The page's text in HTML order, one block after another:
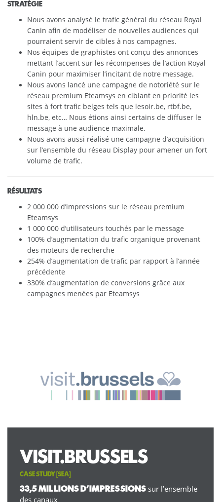
STRATÉGIE
Nous avons analysé le trafic général du réseau Royal
Canin afin de modéliser de nouvelles audiences qui
pourraient servir de cibles à nos campagnes.
Nos équipes de graphistes ont conçu des annonces
mettant l’accent sur les récompenses de l’action Royal
Canin pour maximiser l’incitant de notre message.
Nous avons lancé une campagne de notoriété sur le
réseau premium Eteamsys en ciblant en priorité les
sites à fort trafic belges tels que lesoir.be, rtbf.be,
hln.be, etc… Nous étions ainsi certains de diffuser le
message à une audience maximale.
Nous avons aussi réalisé une campagne d’acquisition
sur l’ensemble du réseau Display pour amener un fort
volume de trafic.
RÉSULTATS
2 000 000 d’impressions sur le réseau premium
Eteamsys
1 000 000 d’utilisateurs touchés par le message
100% d’augmentation du trafic organique provenant
des moteurs de recherche
254% d’augmentation de trafic par rapport à l’année
précédente
330% d’augmentation de conversions grâce aux
campagnes menées par Eteamsys
VISIT.BRUSSELS
CASE STUDY [ SEA
33,5 MILLIONS D’IMPRESSIONSsur l’ensemble
des canaux